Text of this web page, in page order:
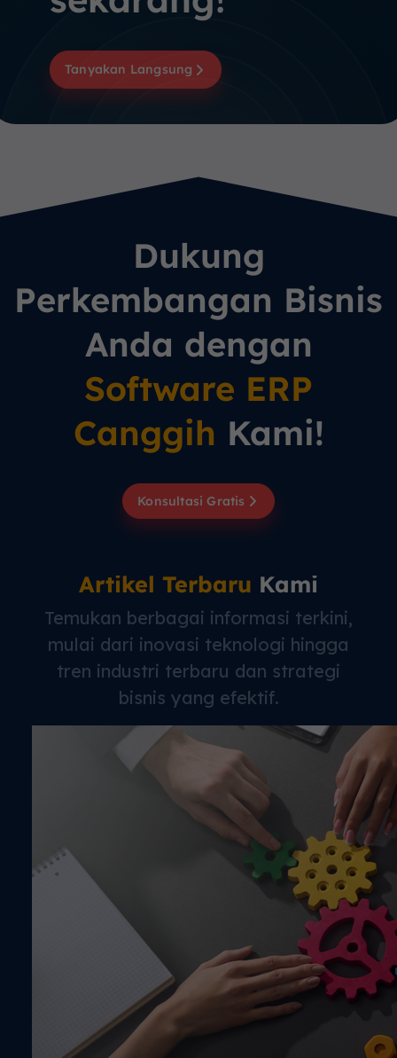
Tanyakan Langsung
Dukung
Perkembangan Bisnis
Anda dengan
Software ERP
Canggih Kami!
Konsultasi Gratis
Artikel Terbaru Kami
Temukan berbagai informasi terkini,
mulai dari inovasi teknologi hingga
tren industri terbaru dan strategi
bisnis yang efektif.